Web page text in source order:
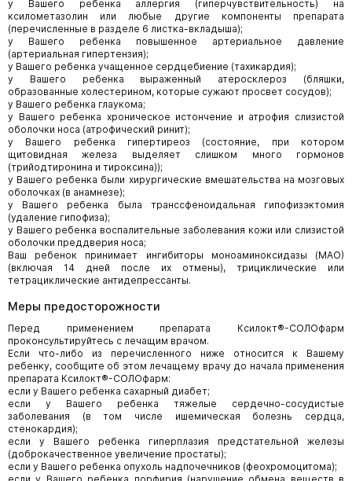
у Вашего ребенка аллергия (гиперчувствительность) на
ксилометазолин или любые другие компоненты препарата
(перечисленные в разделе 6 листка-вкладыша);
у Вашего ребенка повышенное артериальное давление
(артериальная гипертензия);
у Вашего ребенка учащенное сердцебиение (тахикардия);
у Вашего ребенка выраженный атеросклероз (бляшки,
образованные холестерином, которые сужают просвет сосудов);
у Вашего ребенка глаукома;
у Вашего ребенка хроническое истончение и атрофия слизистой
оболочки носа (атрофический ринит);
у Вашего ребенка гипертиреоз (состояние, при котором
щитовидная железа выделяет слишком много гормонов
(трийодтиронина и тироксина));
у Вашего ребенка были хирургические вмешательства на мозговых
оболочках (в анамнезе);
у Вашего ребенка была транссфеноидальная гипофизэктомия
(удаление гипофиза);
у Вашего ребенка воспалительные заболевания кожи или слизистой
оболочки преддверия носа;
Ваш ребенок принимает ингибиторы моноаминоксидазы (МАО)
(включая 14 дней после их отмены), трициклические или
тетрациклические антидепрессанты.
Меры предосторожности
Перед применением препарата Ксилокт®-СОЛОфарм
проконсультируйтесь с лечащим врачом.
Если что-либо из перечисленного ниже относится к Вашему
ребенку, сообщите об этом лечащему врачу до начала применения
препарата Ксилокт®-СОЛОфарм:
если у Вашего ребенка сахарный диабет;
если у Вашего ребенка тяжелые сердечно-сосудистые
заболевания (в том числе ишемическая болезнь сердца,
стенокардия);
если у Вашего ребенка гиперплазия предстательной железы
(доброкачественное увеличение простаты);
если у Вашего ребенка опухоль надпочечников (феохромоцитома);